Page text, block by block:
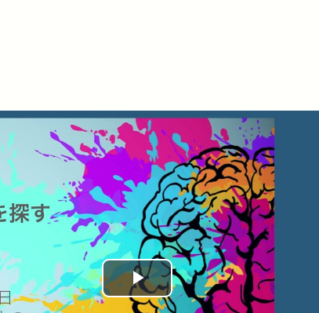
Play